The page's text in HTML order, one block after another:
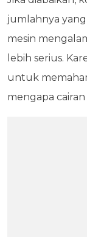
jumlahnya
mesin
lebih serius.
untuk
mengapa